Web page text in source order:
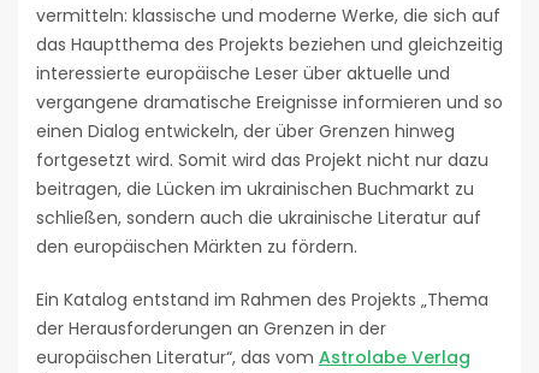
vermitteln: klassische und moderne Werke, die sich auf
das Hauptthema des Projekts beziehen und gleichzeitig
interessierte europäische Leser über aktuelle und
vergangene dramatische Ereignisse informieren und so
einen Dialog entwickeln, der über Grenzen hinweg
fortgesetzt wird. Somit wird das Projekt nicht nur dazu
beitragen, die Lücken im ukrainischen Buchmarkt zu
schließen, sondern auch die ukrainische Literatur auf
den europäischen Märkten zu fördern.
Ein Katalog entstand im Rahmen des Projekts „Thema
der Herausforderungen an Grenzen in der
europäischen Literatur“, das vom Astrolabe Verlag